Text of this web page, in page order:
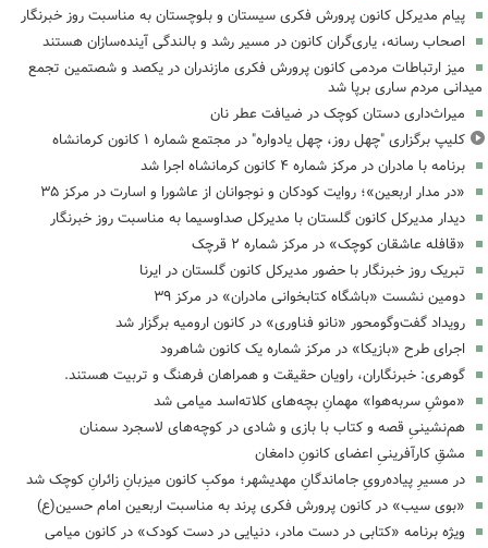
پیام مدیرکل کانون پرورش فکری سیستان و بلوچستان به مناسبت روز خبرنگار
اصحاب رسانه، یاری‌گران کانون در مسیر رشد و بالندگی آینده‌سازان هستند
میز ارتباطات مردمی کانون پرورش فکری مازندران در یکصد و شصتمین تجمع
میدانی مردم ساری برپا شد
میراث‌داری دستان کوچک در ضیافت عطر نان
کلیپ برگزاری "چهل روز، چهل یادواره" در مجتمع شماره ۱ کانون کرمانشاه
برنامه با مادران در مرکز شماره ۴ کانون کرمانشاه اجرا شد
«در مدار اربعین»؛ روایت کودکان و نوجوانان از عاشورا و اسارت در مرکز ۳۵
دیدار مدیرکل کانون گلستان با مدیرکل صداوسیما به مناسبت روز خبرنگار
«قافله عاشقان کوچک» در مرکز شماره ۲ قرچک
تبریک روز خبرنگار با حضور مدیرکل کانون گلستان در ایرنا
دومین نشست «باشگاه کتابخوانی مادران» در مرکز ۳۹
رویداد گفت‌وگومحور «نانو فناوری» در کانون ارومیه برگزار شد
اجرای طرح «بازیکا» در مرکز شماره یک کانون شاهرود
گوهری: خبرنگاران، راویان حقیقت و همراهان فرهنگ و تربیت هستند.
«موشِ سربه‌هوا» مهمانِ بچه‌های کلاته‌اسد میامی شد
هم‌نشینیِ قصه و کتاب با بازی و شادی در کوچه‌های لاسجرد سمنان
مشقِ کارآفرینیِ اعضای کانونِ دامغان
در مسیرِ پیاده‌رویِ جاماندگانِ مهدیشهر؛ موکبِ کانون میزبانِ زائرانِ کوچک شد
«بوی سیب» در کانون پرورش فکری پرند به مناسبت اربعین امام حسین(ع)
ویژه برنامه «کتابی در دست مادر، دنیایی در دست کودک» در کانون میامی